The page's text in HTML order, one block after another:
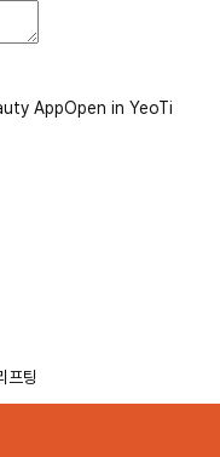
AppOpen in YeoTi
프팅